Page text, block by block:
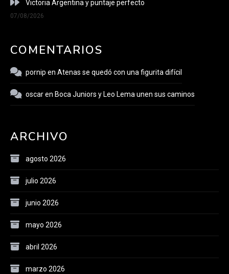
Victoria Argentina y puntaje perfecto
07/08/2026
COMENTARIOS
pornip en Atenas se quedó con una figurita difícil
oscaren Boca Juniors y Leo Lema unen sus caminos
ARCHIVO
agosto 2026
julio 2026
junio 2026
mayo 2026
abril 2026
marzo 2026